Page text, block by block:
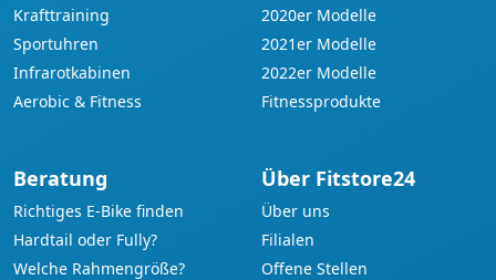
Krafttraining
Sportuhren
Infrarotkabinen
Aerobic & Fitness
2020er Modelle
2021er Modelle
2022er Modelle
Fitnessprodukte
Beratung
Richtiges E-Bike finden
Hardtail oder Fully?
Welche Rahmengröße?
Über Fitstore24
Über uns
Filialen
Offene Stellen